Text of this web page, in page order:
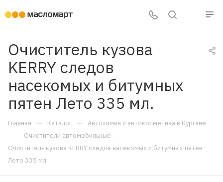
Очиститель кузова
KERRY следов
насекомых и битумных
пятен Лето 335 мл.
Главная — Каталог — Автохимия и автокосметика в Кургане
— Очистители автомобильные —
Очиститель кузова KERRY следов насекомых и битумных пятен
Лето 335 мл.